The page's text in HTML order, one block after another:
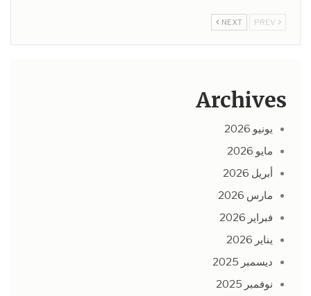
NEXT
Archives
يونيو 2026
مايو 2026
أبريل 2026
مارس 2026
فبراير 2026
يناير 2026
ديسمبر 2025
نوفمبر 2025